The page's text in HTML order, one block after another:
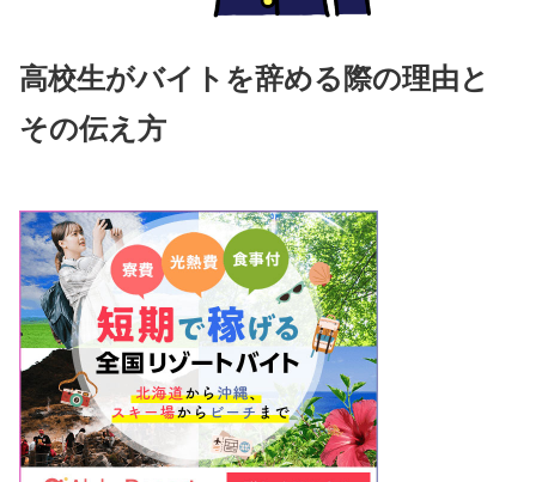
高校生がバイトを辞める際の理由と
その伝え方